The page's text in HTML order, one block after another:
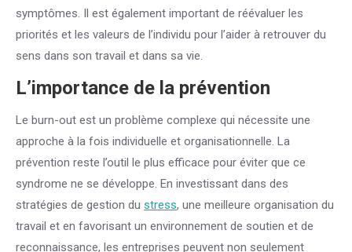
symptômes. Il est également important de réévaluer les
priorités et les valeurs de l’individu pour l’aider à retrouver du
sens dans son travail et dans sa vie.
L’importance de la prévention
Le burn-out est un problème complexe qui nécessite une
approche à la fois individuelle et organisationnelle. La
prévention reste l’outil le plus efficace pour éviter que ce
syndrome ne se développe. En investissant dans des
stratégies de gestion du stress, une meilleure organisation du
travail et en favorisant un environnement de soutien et de
reconnaissance, les entreprises peuvent non seulement